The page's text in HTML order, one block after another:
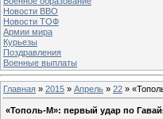
Новости ВВО
Новости ТОФ
Армии мира
Курьезы
Поздравления
Военные выплаты
Главная » 2015 » Апрель » 22 »
«Тополь-М»: первый удар по